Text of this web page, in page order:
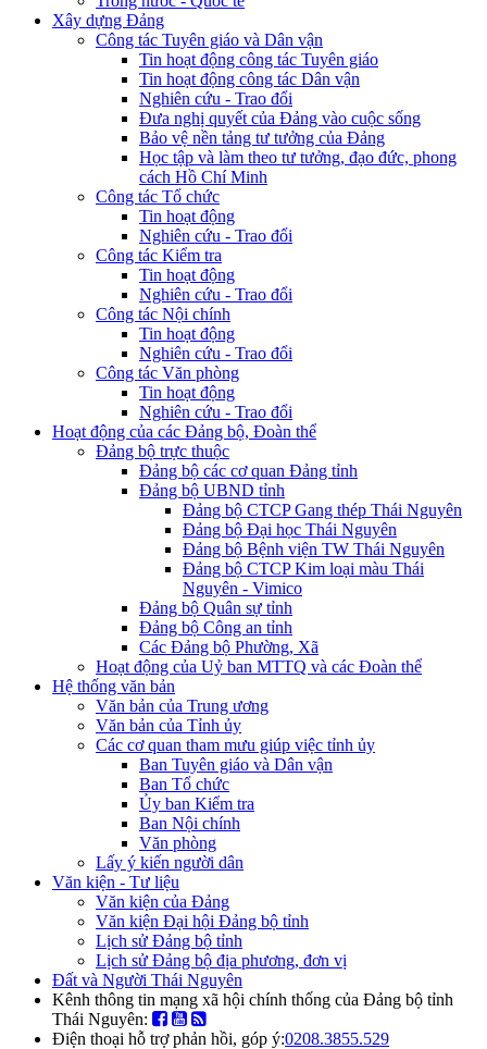
Xây dựng Đảng
Công tác Tuyên giáo và Dân vận
Tin hoạt động công tác Tuyên giáo
Tin hoạt động công tác Dân vận
Nghiên cứu - Trao đổi
Đưa nghị quyết của Đảng vào cuộc sống
Bảo vệ nền tảng tư tưởng của Đảng
Học tập và làm theo tư tưởng, đạo đức, phong
cách Hồ Chí Minh
Công tác Tổ chức
Tin hoạt động
Nghiên cứu - Trao đổi
Công tác Kiểm tra
Tin hoạt động
Nghiên cứu - Trao đổi
Công tác Nội chính
Tin hoạt động
Nghiên cứu - Trao đổi
Công tác Văn phòng
Tin hoạt động
Nghiên cứu - Trao đổi
Hoạt động của các Đảng bộ, Đoàn thể
Đảng bộ trực thuộc
Đảng bộ các cơ quan Đảng tỉnh
Đảng bộ UBND tỉnh
Đảng bộ CTCP Gang thép Thái Nguyên
Đảng bộ Đại học Thái Nguyên
Đảng bộ Bệnh viện TW Thái Nguyên
Đảng bộ CTCP Kim loại màu Thái
Nguyên - Vimico
Đảng bộ Quân sự tỉnh
Đảng bộ Công an tỉnh
Các Đảng bộ Phường, Xã
Hoạt động của Uỷ ban MTTQ và các Đoàn thể
Hệ thống văn bản
Văn bản của Trung ương
Văn bản của Tỉnh ủy
Các cơ quan tham mưu giúp việc tỉnh ủy
Ban Tuyên giáo và Dân vận
Ban Tổ chức
Ủy ban Kiểm tra
Ban Nội chính
Văn phòng
Lấy ý kiến người dân
Văn kiện - Tư liệu
Văn kiện của Đảng
Văn kiện Đại hội Đảng bộ tỉnh
Lịch sử Đảng bộ tỉnh
Lịch sử Đảng bộ địa phương, đơn vị
Đất và Người Thái Nguyên
Kênh thông tin mạng xã hội chính thống của Đảng bộ tỉnh
Thái Nguyên:
Điện thoại hỗ trợ phản hồi, góp ý:0208.3855.529